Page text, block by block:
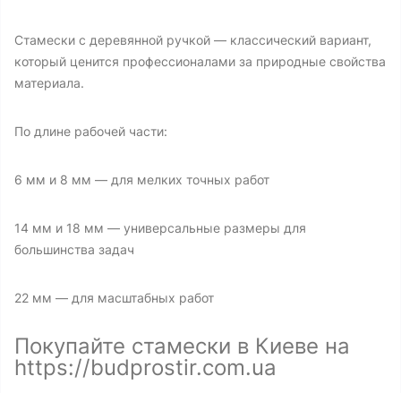
Стамески с деревянной ручкой — классический вариант,
который ценится профессионалами за природные свойства
материала.
По длине рабочей части:
6 мм и 8 мм — для мелких точных работ
14 мм и 18 мм — универсальные размеры для
большинства задач
22 мм — для масштабных работ
Покупайте стамески в Киеве на
https://budprostir.com.ua